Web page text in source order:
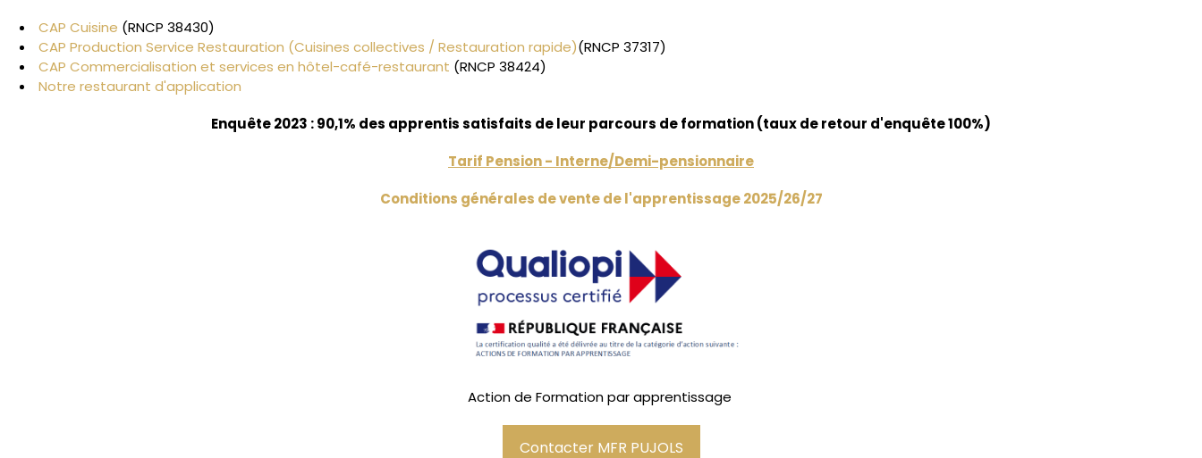
CAP Cuisine (RNCP 38430)
CAP Production Service Restauration (Cuisines collectives / Restauration rapide)(RNCP 37317)
CAP Commercialisation et services en hôtel-café-restaurant (RNCP 38424)
Notre restaurant d'application
Enquête 2023 : 90,1% des apprentis satisfaits de leur parcours de formation (taux de retour d'enquête 100%)
Tarif Pension - Interne/Demi-pensionnaire
Conditions générales de vente de l'apprentissage 2025/26/27
Action de Formation par apprentissage
Contacter MFR PUJOLS